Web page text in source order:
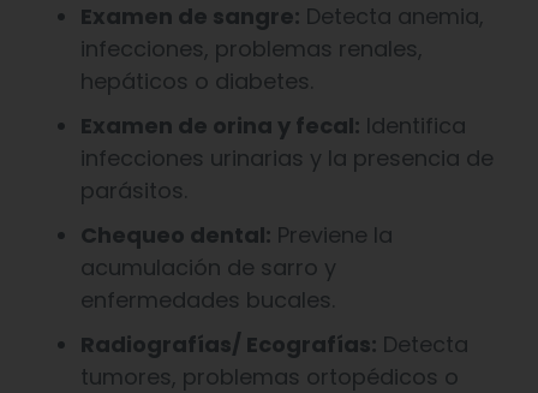
Examen de sangre: Detecta anemia,
infecciones, problemas renales,
hepáticos o diabetes.
Examen de orina y fecal: Identifica
infecciones urinarias y la presencia de
parásitos.
Chequeo dental: Previene la
acumulación de sarro y
enfermedades bucales.
Radiografías/ Ecografías: Detecta
tumores, problemas ortopédicos o